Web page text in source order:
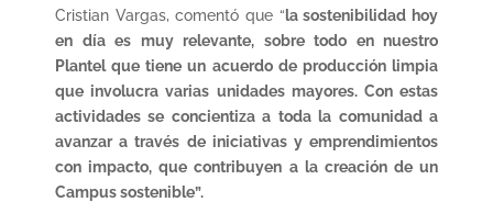
Cristian Vargas, comentó que “la sostenibilidad hoy
en día es muy relevante, sobre todo en nuestro
Plantel que tiene un acuerdo de producción limpia
que involucra varias unidades mayores. Con estas
actividades se concientiza a toda la comunidad a
avanzar a través de iniciativas y emprendimientos
con impacto, que contribuyen a la creación de un
Campus sostenible”.